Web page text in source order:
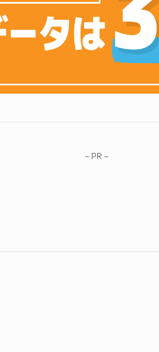
– PR –